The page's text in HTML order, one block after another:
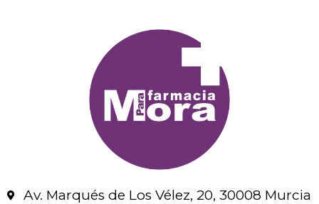
Av. Marqués de Los Vélez, 20, 30008 Murcia